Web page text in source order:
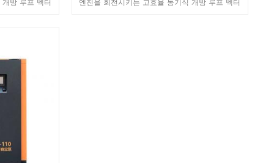
방 루프 벡터
습니다.
엔진을 회전시키는 고효율 동기식 개방 루프 벡터